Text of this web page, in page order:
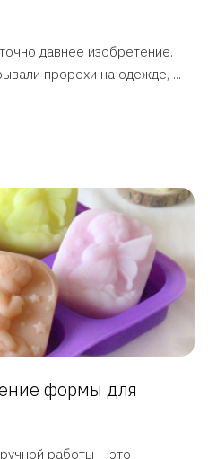
давнее изобретение.
прорехи на одежде, ...
формы для
работы – это